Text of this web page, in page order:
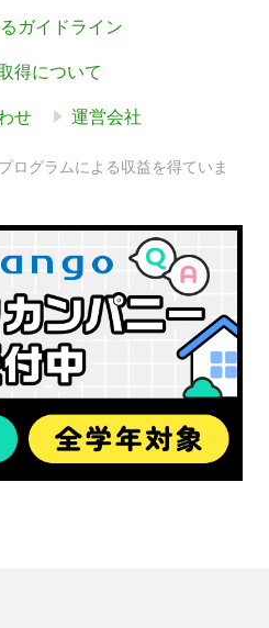
ガイドライン
得について
せ 運営会社
ログラムによる収益を得ていま